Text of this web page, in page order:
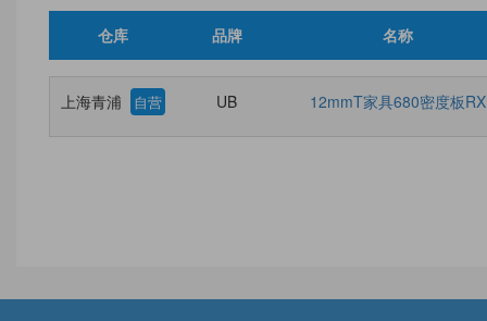
仓库 品牌 名称
上海青浦 自营 UB 12mmT家具680密度板RX